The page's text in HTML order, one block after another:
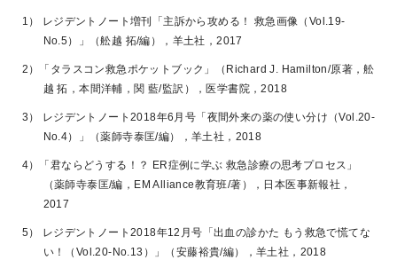
1） レジデントノート増刊「主訴から攻める！ 救急画像（Vol.19-
No.5）」（舩越 拓/編），羊土社，2017
2）「タラスコン救急ポケットブック」（Richard J. Hamilton/原著，舩
越 拓，本間洋輔，関 藍/監訳），医学書院，2018
3） レジデントノート2018年6月号「夜間外来の薬の使い分け（Vol.20-
No.4）」（薬師寺泰匡/編），羊土社，2018
4）「君ならどうする！？ ER症例に学ぶ 救急診療の思考プロセス」
（薬師寺泰匡/編，EM Alliance教育班/著），日本医事新報社，
2017
5） レジデントノート2018年12月号「出血の診かた もう救急で慌てな
い！（Vol.20-No.13）」（安藤裕貴/編），羊土社，2018